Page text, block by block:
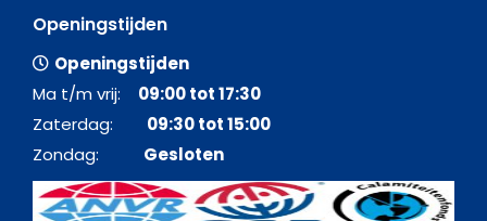
Openingstijden
Openingstijden
Ma t/m vrij: 09:00 tot 17:30
Zaterdag: 09:30 tot 15:00
Zondag: Gesloten